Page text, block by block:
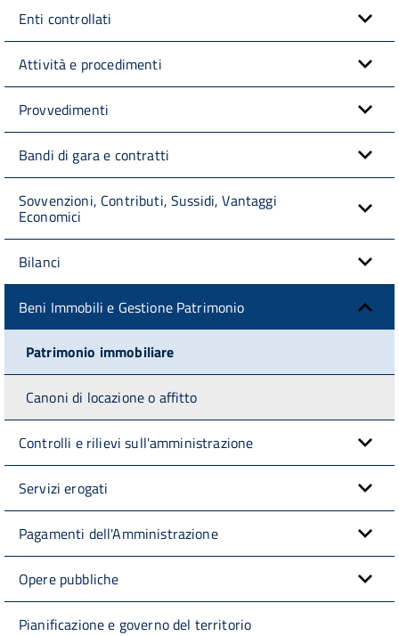
Enti controllati
Attività e procedimenti
Provvedimenti
Bandi di gara e contratti
Sovvenzioni, Contributi, Sussidi, Vantaggi
Economici
Bilanci
Beni Immobili e Gestione Patrimonio
Patrimonio immobiliare
Canoni di locazione o affitto
Controlli e rilievi sull'amministrazione
Servizi erogati
Pagamenti dell'Amministrazione
Opere pubbliche
Pianificazione e governo del territorio